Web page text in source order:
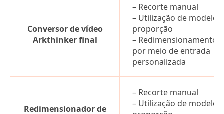
Conversor de vídeo
Arkthinker final
– Recorte manual
– Utilização de modelo
proporção
– Redimensionamento
por meio de entrada
personalizada
Redimensionador de
– Recorte manual
– Utilização de modelo